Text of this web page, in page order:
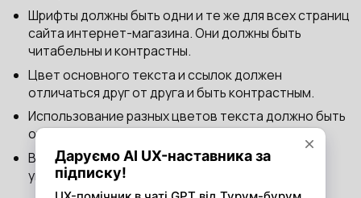
Шрифты должны быть одни и те же для всех страниц
сайта интернет-магазина. Они должны быть
читабельны и контрастны.
Цвет основного текста и ссылок должен
отличаться друг от друга и быть контрастным.
Использование разных цветов текста должно быть
оправданным.
Все длинные числа разбиты пробелом для
упрощения восприятия (1 524 733, например).